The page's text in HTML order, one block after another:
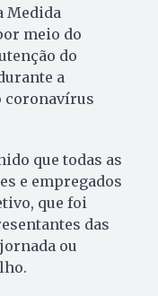
Medida
meio do
do
a
coronavírus
que todas as
e empregados
que foi
das
ou